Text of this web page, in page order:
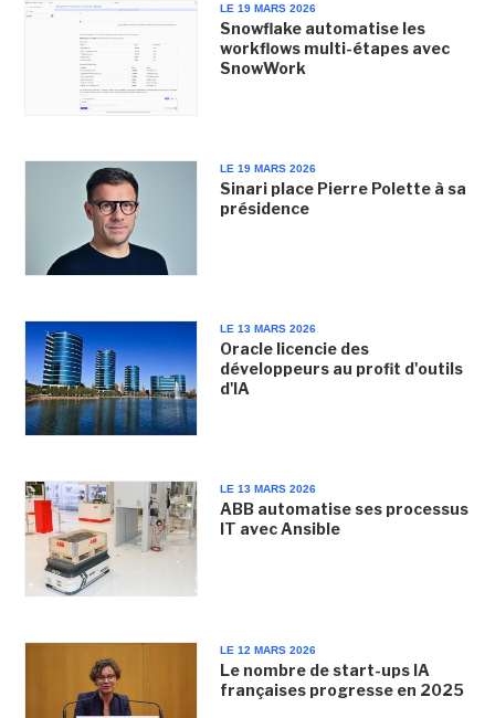
LE 19 MARS 2026
Snowflake automatise les
workflows multi-étapes avec
SnowWork
LE 19 MARS 2026
Sinari place Pierre Polette à sa
présidence
LE 13 MARS 2026
Oracle licencie des
développeurs au profit d'outils
d'IA
LE 13 MARS 2026
ABB automatise ses processus
IT avec Ansible
LE 12 MARS 2026
Le nombre de start-ups IA
françaises progresse en 2025